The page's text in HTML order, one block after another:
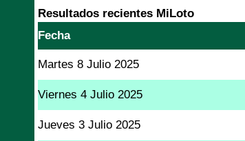
Resultados recientes MiLoto
Fecha
Martes 8 Julio 2025
Viernes 4 Julio 2025
Jueves 3 Julio 2025